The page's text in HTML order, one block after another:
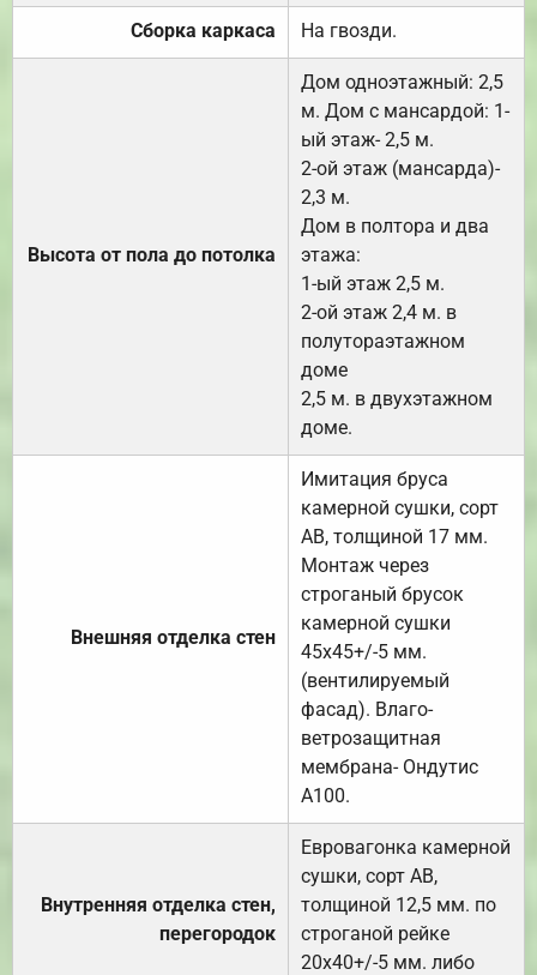
Сборка каркаса На гвозди.
Высота от пола до потолка
Дом одноэтажный: 2,5
м. Дом с мансардой: 1-
ый этаж- 2,5 м.
2-ой этаж (мансарда)-
2,3 м.
Дом в полтора и два
этажа:
1-ый этаж 2,5 м.
2-ой этаж 2,4 м. в
полутораэтажном
доме
2,5 м. в двухэтажном
доме.
Внешняя отделка стен
Имитация бруса
камерной сушки, сорт
АВ, толщиной 17 мм.
Монтаж через
строганый брусок
камерной сушки
45х45+/-5 мм.
(вентилируемый
фасад). Влаго-
ветрозащитная
мембрана- Ондутис
А100.
Внутренняя отделка стен,
перегородок
Евровагонка камерной
сушки, сорт АВ,
толщиной 12,5 мм. по
строганой рейке
20х40+/-5 мм. либо